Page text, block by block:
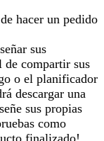
hacer un pedido
sus
de compartir sus
o el planificador
descargar una
sus propias
como
finalizado!